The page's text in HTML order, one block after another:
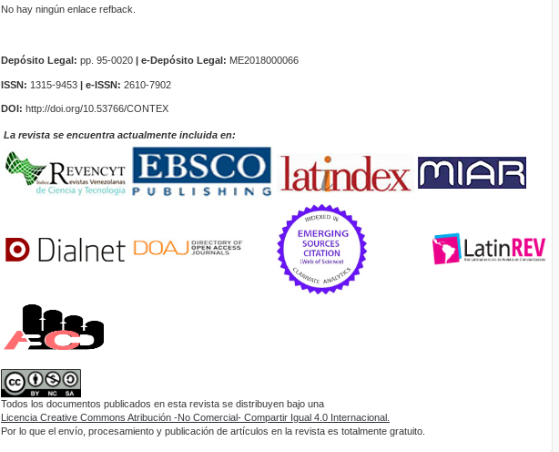
No hay ningún enlace refback.
Depósito Legal: pp. 95-0020 e-Depósito Legal: ME2018000066
ISSN: 1315-9453 | e-ISSN: 2610-7902
DOI: http://doi.org/10.53766/CONTEX
La revista se encuentra actualmente incluida en:
Todos los documentos publicados en esta revista se distribuyen bajo una
Licencia Creative Commons Atribución -No Comercial- Compartir Igual 4.0 Internacional.
Por lo que el envío, procesamiento y publicación de artículos en la revista es totalmente gratuito.